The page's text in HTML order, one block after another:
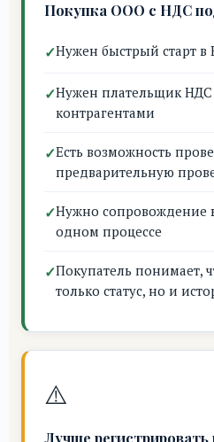
Покупка ООО с НДС
Нужен быстрый старт в
Нужен плательщик НДС
контрагентами
Есть возможность
предварительную
Нужно сопровождение
одном процессе
Покупатель понимает,
только статус, но и
⚠️
Лучше